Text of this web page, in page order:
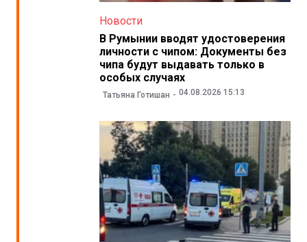
Новости
В Румынии вводят удостоверения
личности с чипом: Документы без
чипа будут выдавать только в
особых случаях
Татьяна Готишан 04.08.2026 15:13